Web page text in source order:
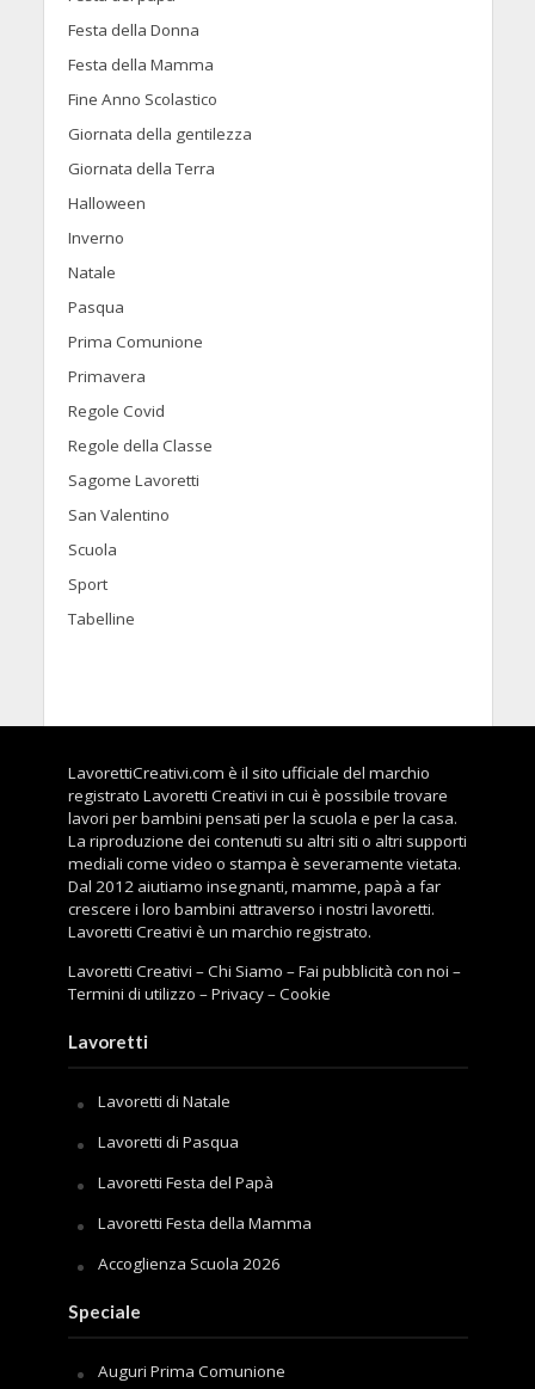
Festa della Donna
Festa della Mamma
Fine Anno Scolastico
Giornata della gentilezza
Giornata della Terra
Halloween
Inverno
Natale
Pasqua
Prima Comunione
Primavera
Regole Covid
Regole della Classe
Sagome Lavoretti
San Valentino
Scuola
Sport
Tabelline
LavorettiCreativi.com è il sito ufficiale del marchio
registrato Lavoretti Creativi in cui è possibile trovare
lavori per bambini pensati per la scuola e per la casa.
La riproduzione dei contenuti su altri siti o altri supporti
mediali come video o stampa è severamente vietata.
Dal 2012 aiutiamo insegnanti, mamme, papà a far
crescere i loro bambini attraverso i nostri lavoretti.
Lavoretti Creativi è un marchio registrato.
Lavoretti Creativi –Chi Siamo –Fai pubblicità con noi –
Termini di utilizzo –Privacy–Cookie
Lavoretti
Lavoretti di Natale
Lavoretti di Pasqua
Lavoretti Festa del Papà
Lavoretti Festa della Mamma
Accoglienza Scuola 2026
Speciale
Auguri Prima Comunione